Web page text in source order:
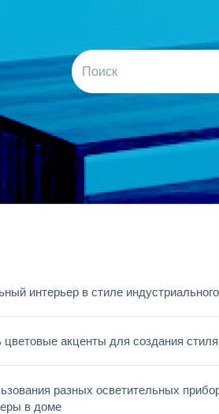
интерьер в стиле
цветовые акценты для создания
разных осветительных
в доме